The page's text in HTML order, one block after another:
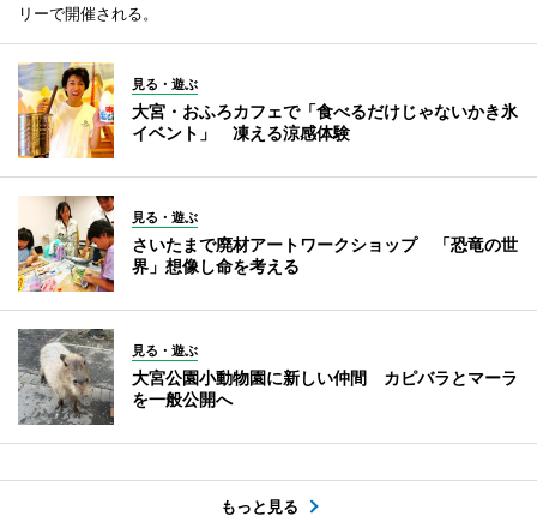
リーで開催される。
見る・遊ぶ
大宮・おふろカフェで「食べるだけじゃないかき氷
イベント」 凍える涼感体験
見る・遊ぶ
さいたまで廃材アートワークショップ 「恐竜の世
界」想像し命を考える
見る・遊ぶ
大宮公園小動物園に新しい仲間 カピバラとマーラ
を一般公開へ
もっと見る